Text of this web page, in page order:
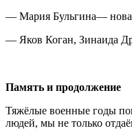
— Мария Бульгина—
— Яков Коган, Зинаида
Память и продолжение
Тяжёлые военные годы
людей, мы не только